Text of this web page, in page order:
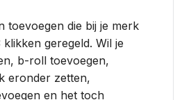
toevoegen die bij je merk
geregeld. Wil je
b-roll toevoegen,
eronder zetten,
en het toch